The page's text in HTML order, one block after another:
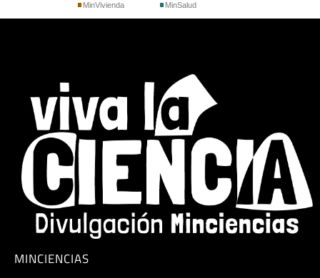
MinVivienda
MinSalud
MINCIENCIAS